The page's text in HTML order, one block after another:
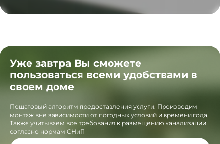
Уже завтра Вы сможете
пользоваться всеми удобствами в
своем доме
Пошаговый алгоритм предоставления услуги. Производим
монтаж вне зависимости от погодных условий и времени года.
Также учитываем все требования к размещению канализации
согласно нормам СНиП